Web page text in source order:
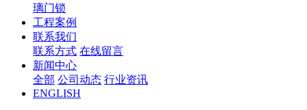
璃门锁
工程案例
联系我们
联系方式 在线留言
新闻中心
全部 公司动态 行业资讯
ENGLISH